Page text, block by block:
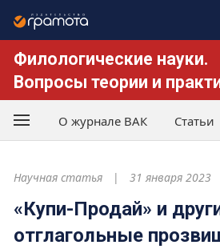
Филологические науки.
Вопросы теории и
О журнале ВАК Статьи
Научная статья 31 января 2023
«Купи-Продай» и
отглагольные